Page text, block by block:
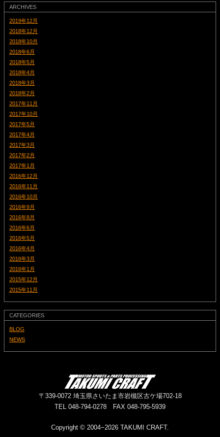
ARCHIVES
2019年12月
2018年12月
2018年10月
2018年6月
2018年5月
2018年4月
2018年3月
2018年2月
2017年11月
2017年10月
2017年5月
2017年4月
2017年3月
2017年2月
2017年1月
2016年12月
2016年11月
2016年10月
2016年9月
2016年8月
2016年6月
2016年5月
2016年4月
2016年3月
2016年1月
2015年12月
2015年11月
CATEGORIES
BLOG
NEWS
〒339-0072 埼玉県さいたま市岩槻区古ケ場702-18
TEL 048-794-0278 FAX 048-795-5939
Copyright © 2004−2026 TAKUMI CRAFT.